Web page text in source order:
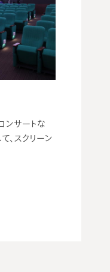
ンサートな
、スクリーン